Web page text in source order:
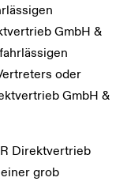
GmbH &
oder
GmbH &
Direktvertrieb
grob